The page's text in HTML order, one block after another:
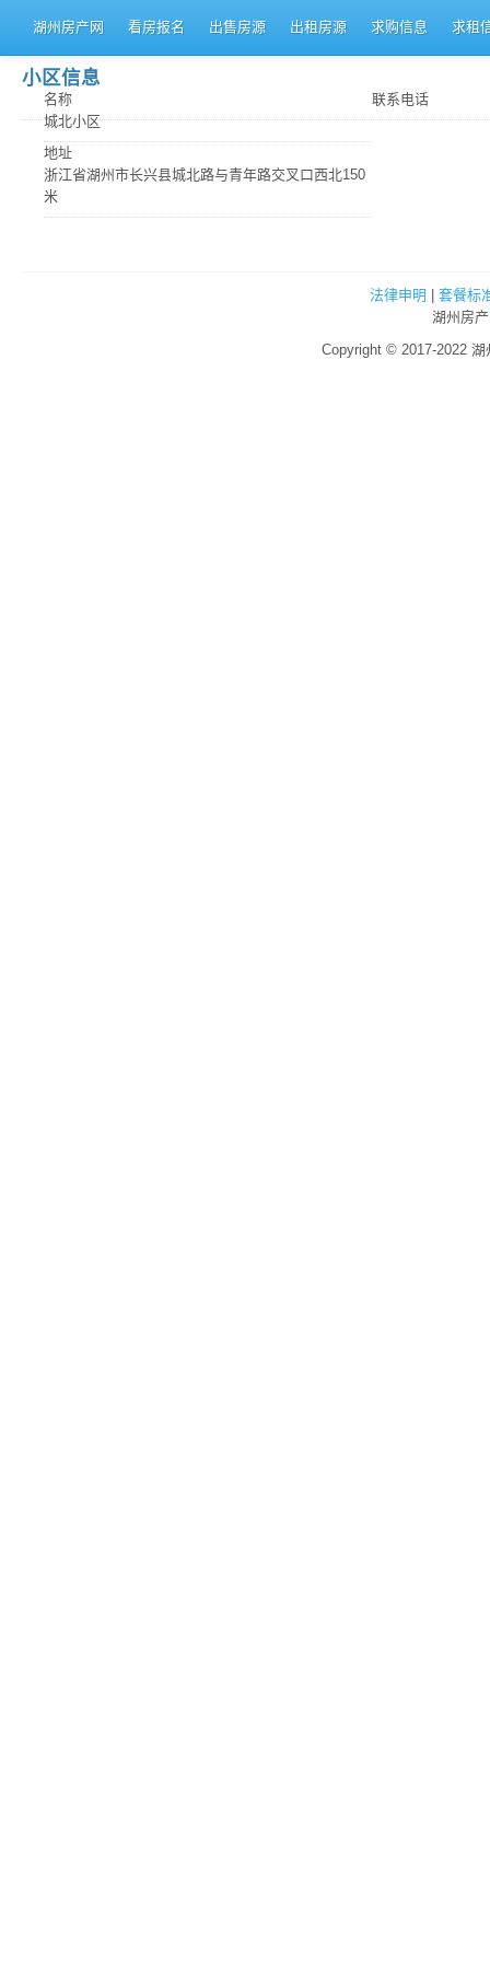
湖州房产网 看房报名 出售房源 出租房源 求购信息 求租
小区信息
名称
城北小区
地址
浙江省湖州市长兴县城北路与青年路交叉口西北150
米
联系电话
法律申明
套餐标
湖州房
Copyright © 2017-2022